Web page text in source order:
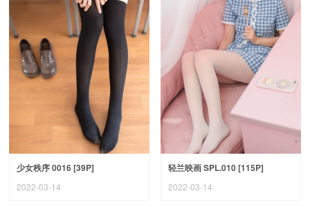
少女秩序 0016 [39P]
2022-03-14
轻兰映画 SPL.010 [115P]
2022-03-14